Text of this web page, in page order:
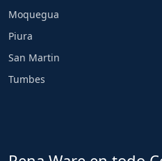
Moquegua
Piura
San Martin
Tumbes